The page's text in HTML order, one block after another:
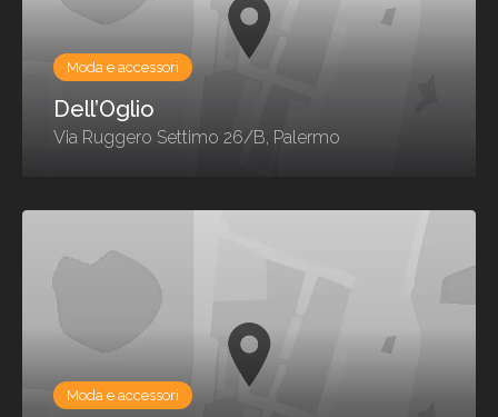
Moda e accessori
Dell’Oglio
Via Ruggero Settimo 26/B, Palermo
Moda e accessori